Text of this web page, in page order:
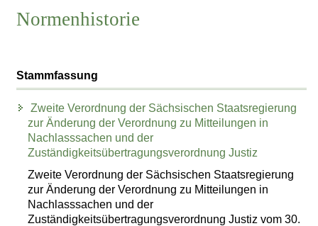
Normenhistorie
Stammfassung
Zweite Verordnung der Sächsischen Staatsregierung
zur Änderung der Verordnung zu Mitteilungen in
Nachlasssachen und der
Zuständigkeitsübertragungsverordnung Justiz
Zweite Verordnung der Sächsischen Staatsregierung
zur Änderung der Verordnung zu Mitteilungen in
Nachlasssachen und der
Zuständigkeitsübertragungsverordnung Justiz vom 30.